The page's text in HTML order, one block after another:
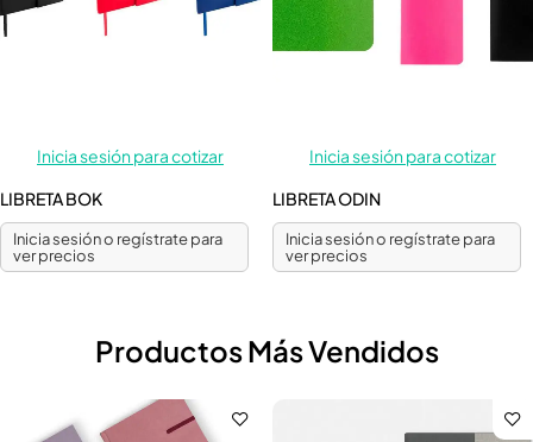
Inicia sesión para cotizar
LIBRETA BOK
Inicia sesión o regístrate para
ver precios
Inicia sesión para cotizar
LIBRETA ODIN
Inicia sesión o regístrate para
ver precios
Productos Más Vendidos